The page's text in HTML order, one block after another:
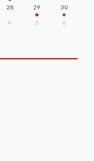
28 29 30
4 5 6